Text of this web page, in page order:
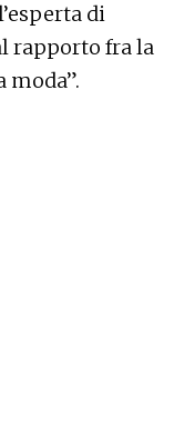
di
rapporto fra la
moda”.